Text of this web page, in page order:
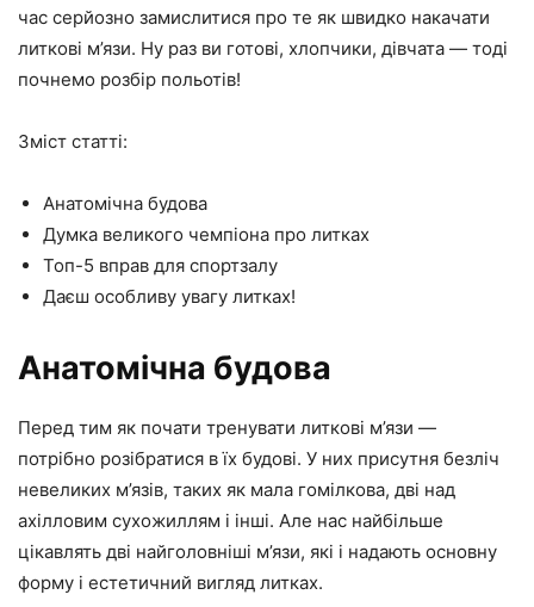
час серйозно замислитися про те як швидко накачати
литкові м’язи. Ну раз ви готові, хлопчики, дівчата — тоді
почнемо розбір польотів!
Зміст статті:
Анатомічна будова
Думка великого чемпіона про литках
Топ-5 вправ для спортзалу
Даєш особливу увагу литках!
Анатомічна будова
Перед тим як почати тренувати литкові м’язи —
потрібно розібратися в їх будові. У них присутня безліч
невеликих м’язів, таких як мала гомілкова, дві над
ахілловим сухожиллям і інші. Але нас найбільше
цікавлять дві найголовніші м’язи, які і надають основну
форму і естетичний вигляд литках.